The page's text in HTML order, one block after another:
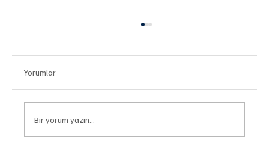
Yorumlar
Bir yorum yazın...